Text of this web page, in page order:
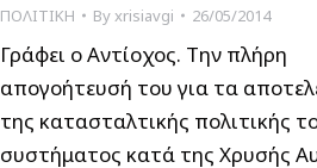
ΠΟΛΙΤΙΚΗ Byxrisiavgi 26/05/2014
Γράφει ο Αντίοχος. Την πλήρη
απογοήτευσή του για τα
της κατασταλτικής πολιτικής
συστήματος κατά της Χρυσής